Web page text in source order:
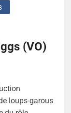
(VO)
loups-garous